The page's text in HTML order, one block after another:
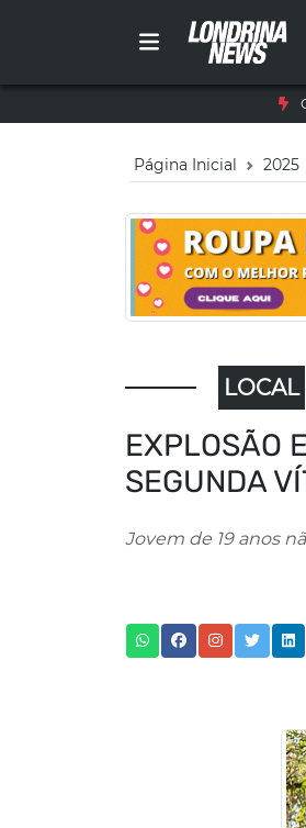
Página Inicial 2025
LOCAL
EXPLOSÃO
SEGUNDA
Jovem de 19 anos